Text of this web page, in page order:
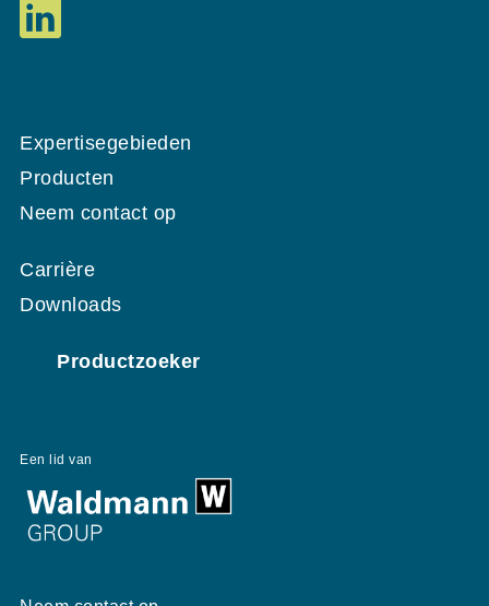
Expertisegebieden
Producten
Neem contact op
Carrière
Downloads
Productzoeker
Een lid van